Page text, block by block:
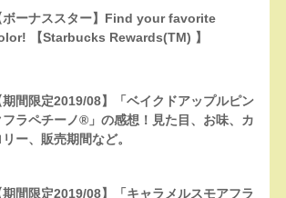
ボーナススター】Find your favorite
【Starbucks Rewards(TM) 】
期間限定2019/08】「ベイクドアップルピン
フラペチーノ®」の感想！見た目、お味、カ
リー、販売期間など。
期間限定2019/08】「キャラメルスモアフラ